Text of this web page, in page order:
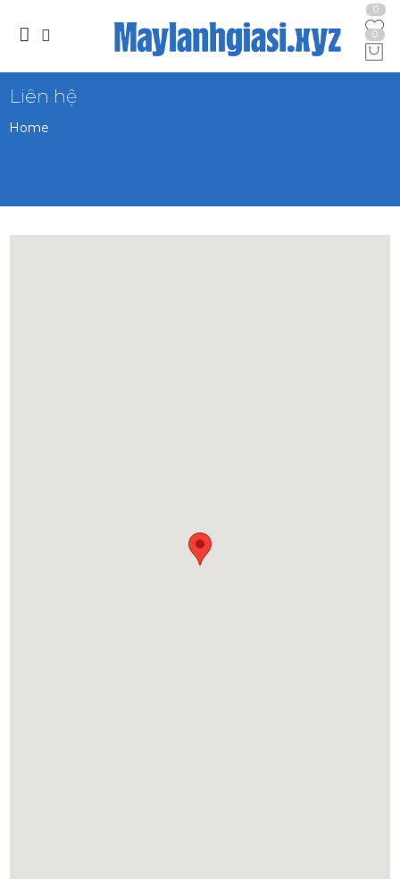
0
0
Liên hệ
Home